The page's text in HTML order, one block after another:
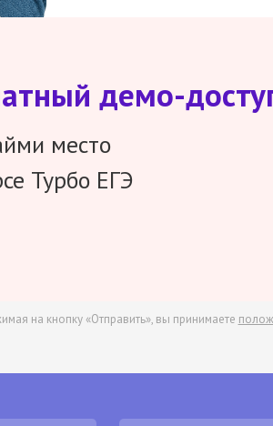
демо-
место
Турбо ЕГЭ
на кнопку «Отправить», вы принимаете